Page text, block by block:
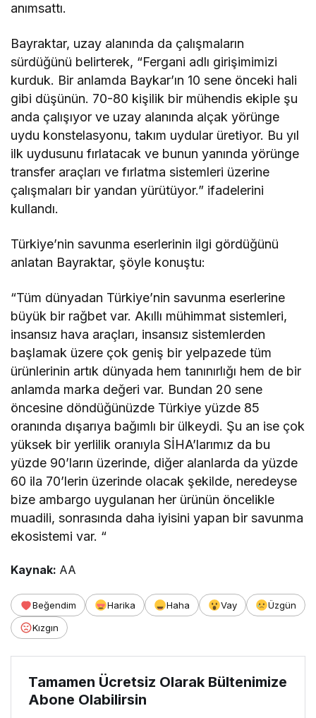
anımsattı.
Bayraktar, uzay alanında da çalışmaların
sürdüğünü belirterek, “Fergani adlı girişimimizi
kurduk. Bir anlamda Baykar’ın 10 sene önceki hali
gibi düşünün. 70-80 kişilik bir mühendis ekiple şu
anda çalışıyor ve uzay alanında alçak yörünge
uydu konstelasyonu, takım uydular üretiyor. Bu yıl
ilk uydusunu fırlatacak ve bunun yanında yörünge
transfer araçları ve fırlatma sistemleri üzerine
çalışmaları bir yandan yürütüyor.” ifadelerini
kullandı.
Türkiye’nin savunma eserlerinin ilgi gördüğünü
anlatan Bayraktar, şöyle konuştu:
“Tüm dünyadan Türkiye’nin savunma eserlerine
büyük bir rağbet var. Akıllı mühimmat sistemleri,
insansız hava araçları, insansız sistemlerden
başlamak üzere çok geniş bir yelpazede tüm
ürünlerinin artık dünyada hem tanınırlığı hem de bir
anlamda marka değeri var. Bundan 20 sene
öncesine döndüğünüzde Türkiye yüzde 85
oranında dışarıya bağımlı bir ülkeydi. Şu an ise çok
yüksek bir yerlilik oranıyla SİHA’larımız da bu
yüzde 90’ların üzerinde, diğer alanlarda da yüzde
60 ila 70’lerin üzerinde olacak şekilde, neredeyse
bize ambargo uygulanan her ürünün öncelikle
muadili, sonrasında daha iyisini yapan bir savunma
ekosistemi var. “
Kaynak: AA
Beğendim Harika Haha Vay
Üzgün
Kızgın
Tamamen Ücretsiz Olarak Bültenimize
Abone Olabilirsin